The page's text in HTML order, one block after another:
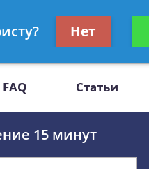
Получите
FAQ Статьи
15 минут
Нет